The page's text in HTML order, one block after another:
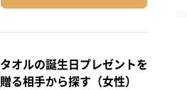
タオルの誕生日プレゼントを
贈る相手から探す（女性）